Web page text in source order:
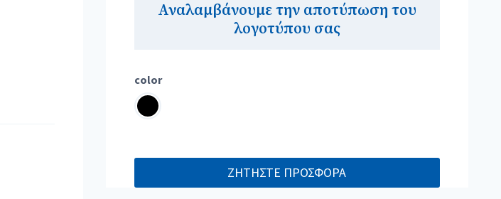
Αναλαμβάνουμε την αποτύπωση του
λογοτύπου σας
color
ΖΗΤΗΣΤΕ ΠΡΟΣΦΟΡΑ